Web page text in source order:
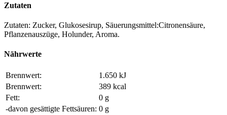
Zutaten
Zutaten: Zucker, Glukosesirup, Säuerungsmittel:Citronensäure,
Pflanzenauszüge, Holunder, Aroma.
Nährwerte
Brennwert:
1.650 kJ
Brennwert:
389 kcal
Fett:
0 g
-davon gesättigte Fettsäuren: 0 g